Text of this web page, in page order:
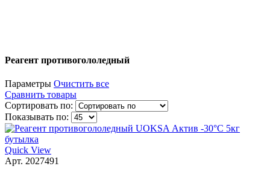
Реагент противогололедный
Параметры Очистить все
Сравнить товары
Сортировать по:
Показывать по:
Quick View
Арт. 2027491